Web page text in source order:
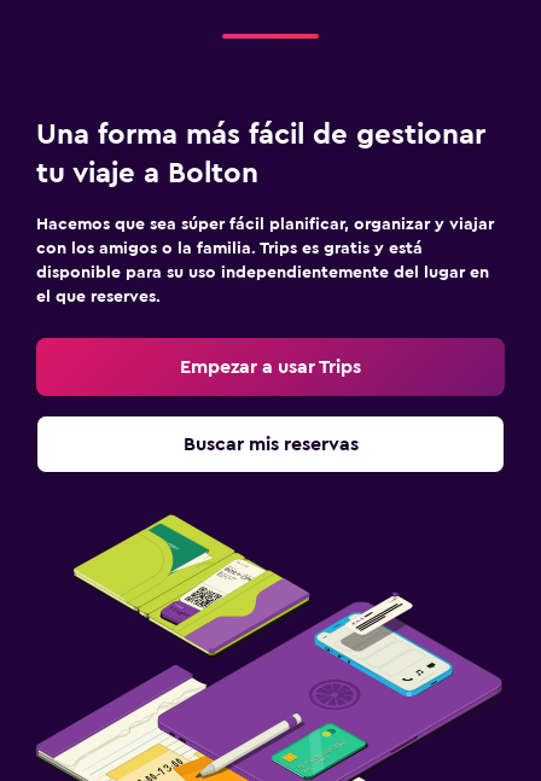
Una forma más fácil de gestionar
tu viaje a Bolton
Hacemos que sea súper fácil planificar, organizar y viajar
con los amigos o la familia. Trips es gratis y está
disponible para su uso independientemente del lugar en
el que reserves.
Empezar a usar Trips
Buscar mis reservas